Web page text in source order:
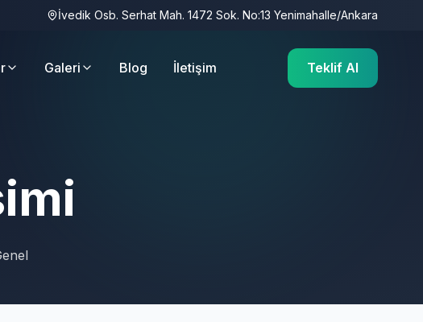
İvedik Osb. Serhat Mah. 1472 Sok. No:13 Yenimahalle/Ankara
Galeri Blog İletişim Teklif Al